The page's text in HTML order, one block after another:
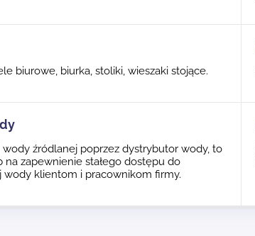
biurowe, biurka, stoliki, wieszaki stojące.
źródlanej poprzez dystrybutor wody, to
na zapewnienie stałego dostępu do
wody klientom i pracownikom firmy.